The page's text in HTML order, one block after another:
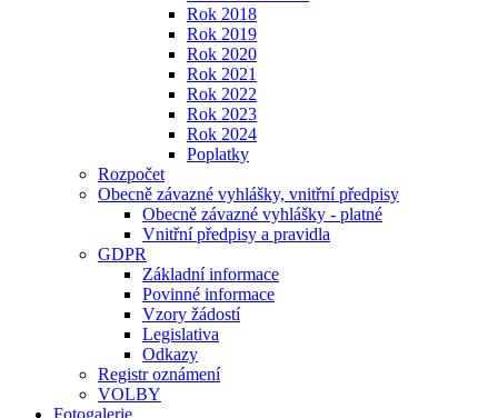
Rok 2018
Rok 2019
Rok 2020
Rok 2021
Rok 2022
Rok 2023
Rok 2024
Poplatky
Rozpočet
Obecně závazné vyhlášky, vnitřní předpisy
Obecně závazné vyhlášky - platné
Vnitřní předpisy a pravidla
GDPR
Základní informace
Povinné informace
Vzory žádostí
Legislativa
Odkazy
Registr oznámení
VOLBY
Fotogalerie